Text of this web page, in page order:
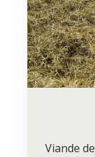
Viande